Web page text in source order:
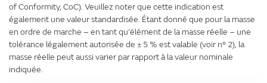
of Conformity, CoC). Veuillez noter que cette indication est
également une valeur standardisée. Étant donné que pour la masse
en ordre de marche – en tant qu’élément de la masse réelle – une
tolérance légalement autorisée de ± 5 % est valable (voir n° 2), la
masse réelle peut aussi varier par rapport à la valeur nominale
indiquée.